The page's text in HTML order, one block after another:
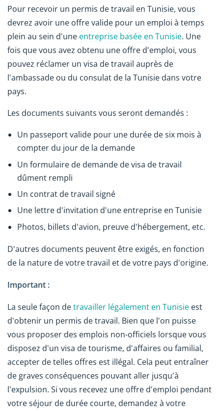
Pour recevoir un permis de travail en Tunisie, vous
devrez avoir une offre valide pour un emploi à temps
plein au sein d'une entreprise basée en Tunisie. Une
fois que vous avez obtenu une offre d'emploi, vous
pouvez réclamer un visa de travail auprès de
l'ambassade ou du consulat de la Tunisie dans votre
pays.
Les documents suivants vous seront demandés :
Un passeport valide pour une durée de six mois à
compter du jour de la demande
Un formulaire de demande de visa de travail
dûment rempli
Un contrat de travail signé
Une lettre d'invitation d'une entreprise en Tunisie
Photos, billets d'avion, preuve d'hébergement, etc.
D'autres documents peuvent être exigés, en fonction
de la nature de votre travail et de votre pays d'origine.
Important :
La seule façon detravailler légalement en Tunisie est
d'obtenir un permis de travail. Bien que l'on puisse
vous proposer des emplois non-officiels lorsque vous
disposez d'un visa de tourisme, d'affaires ou familial,
accepter de telles offres est illégal. Cela peut entraîner
de graves conséquences pouvant aller jusqu'à
l'expulsion. Si vous recevez une offre d'emploi pendant
votre séjour de durée courte, demandez à votre